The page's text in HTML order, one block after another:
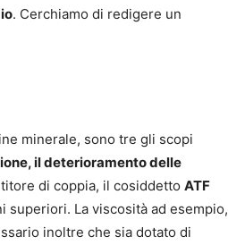
. Cerchiamo di redigere un
minerale, sono tre gli scopi
il deterioramento delle
di coppia, il cosiddetto ATF
superiori. La viscosità ad esempio,
inoltre che sia dotato di